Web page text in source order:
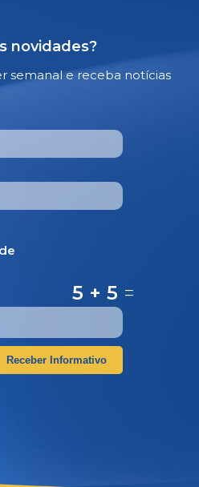
novidades?
semanal e receba notícias
5 + 5 =
Receber Informativo